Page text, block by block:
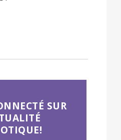
SUR